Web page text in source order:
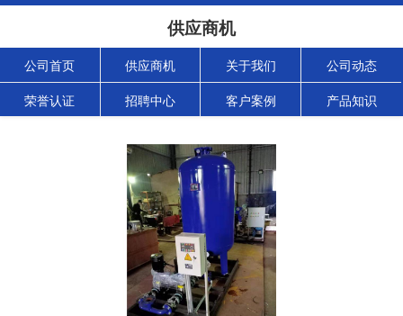
供应商机
公司首页 供应商机 关于我们 公司动态
荣誉认证 招聘中心 客户案例 产品知识